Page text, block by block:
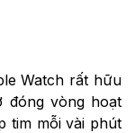
Watch rất hữu
đóng vòng hoạt
tim mỗi vài phút